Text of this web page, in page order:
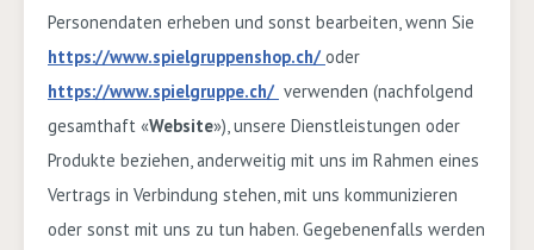
Personendaten erheben und sonst bearbeiten, wenn Sie
https://www.spielgruppenshop.ch/ oder
https://www.spielgruppe.ch/ verwenden (nachfolgend
gesamthaft «Website»), unsere Dienstleistungen oder
Produkte beziehen, anderweitig mit uns im Rahmen eines
Vertrags in Verbindung stehen, mit uns kommunizieren
oder sonst mit uns zu tun haben. Gegebenenfalls werden